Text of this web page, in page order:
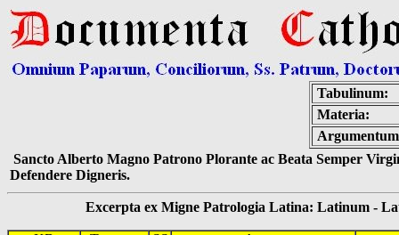
Tabulinum:
Materia:
Sancto Alberto Magno Patrono Plorante ac Beata Semper
Defendere Digneris.
Excerpta ex Migne Patrologia Latina: Latinum -